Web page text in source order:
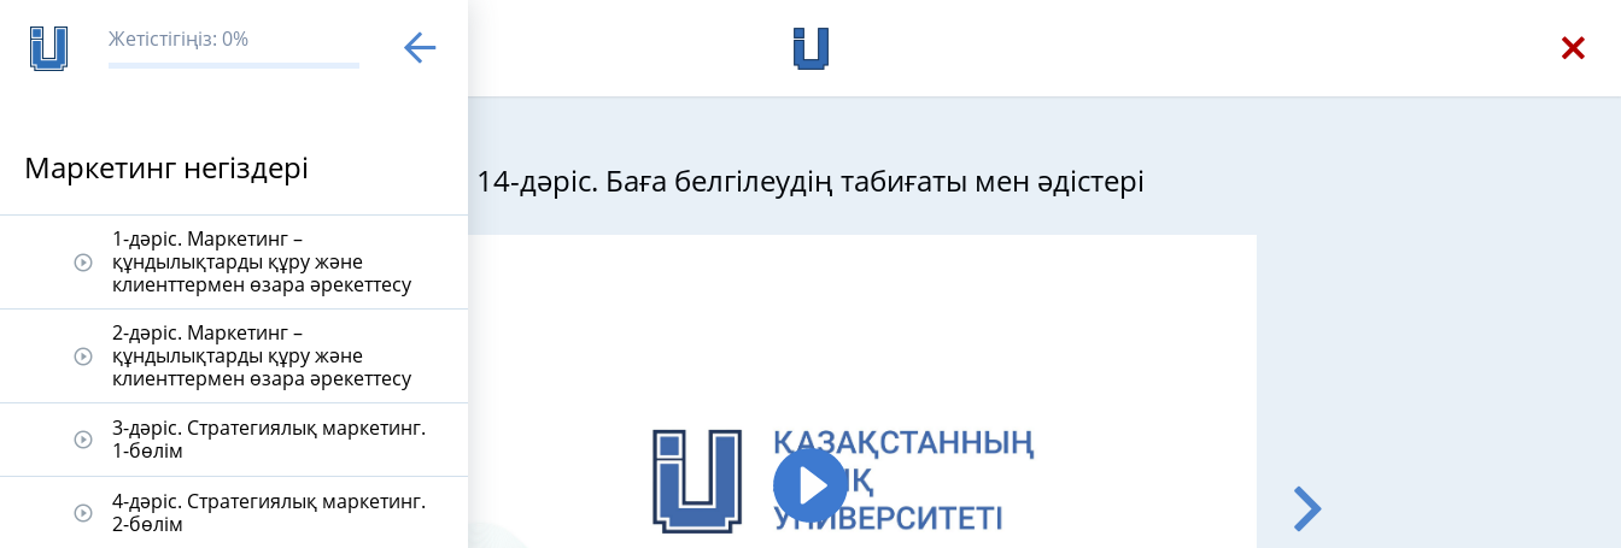
Жетістігіңіз: 0%
Маркетинг негіздері
play_circle_outline
1-дәріс. Маркетинг –
құндылықтарды құру және
клиенттермен өзара әрекеттесу
play_circle_outline
2-дәріс. Маркетинг –
құндылықтарды құру және
клиенттермен өзара әрекеттесу
play_circle_outline
3-дәріс. Стратегиялық маркетинг.
1-бөлім
play_circle_outline
4-дәріс. Стратегиялық маркетинг.
2-бөлім
14-дәріс. Баға белгілеудің табиғаты мен әдістері
Маркетинг негіздері